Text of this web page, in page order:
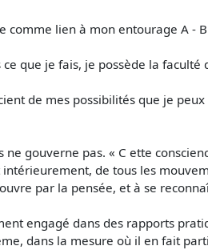
comme lien à mon entourage A -
que je fais, je possède la faculté
de mes possibilités que je
ne gouverne pas. « C ette
de tous les
par la pensée, et à se
engagé dans des rapports
dans la mesure où il en fait